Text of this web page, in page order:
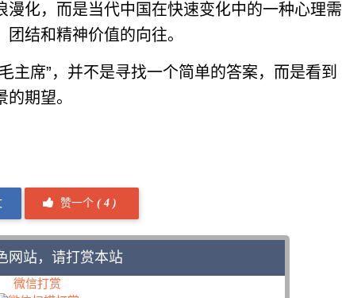
化，而是当代中国在快速变化中的一种心理需
结和精神价值的向往。
席”，并不是寻找一个简单的答案，而是看到
期望。
赞一个( 4 )
网站，请打赏本站
微信打赏